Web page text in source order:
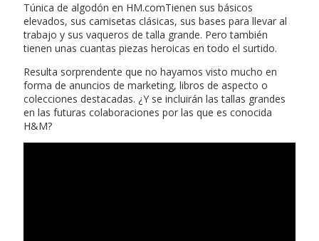
Túnica de algodón en HM.comTienen sus básicos
elevados, sus camisetas clásicas, sus bases para llevar al
trabajo y sus vaqueros de talla grande. Pero también
tienen unas cuantas piezas heroicas en todo el surtido.
Resulta sorprendente que no hayamos visto mucho en
forma de anuncios de marketing, libros de aspecto o
colecciones destacadas. ¿Y se incluirán las tallas grandes
en las futuras colaboraciones por las que es conocida
H&M?